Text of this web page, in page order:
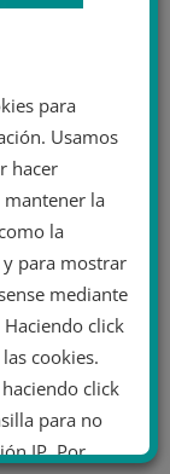
para
Usamos
hacer
la
la
para mostrar
mediante
click
cookies.
click
para no
IP. Por